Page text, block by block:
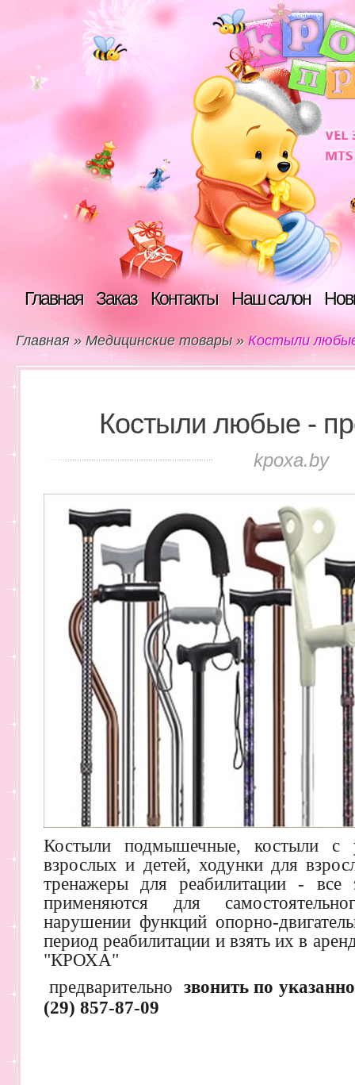
Главная Заказ Контакты Наш салон
Главная » Медицинские товары »Костыли
Костыли любые -
kpoxa.by
Костыли подмышечные, костыли с
взрослых и детей, ходунки для
тренажеры для реабилитации - все
применяются для
нарушении функций опорно-
период реабилитации и взять их в
"КРОХА"
предварительно звонить по
(29) 857-87-09